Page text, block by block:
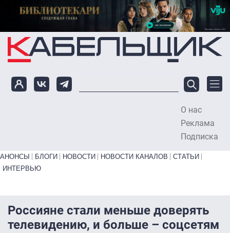
Перейти к основному содержанию
О нас
Реклама
Подписка
Primary links bottom
АНОНСЫ БЛОГИ НОВОСТИ НОВОСТИ КАНАЛОВ
СТАТЬИ
ИНТЕРВЬЮ
Россияне стали меньше доверять
телевидению, и больше – соцсетям